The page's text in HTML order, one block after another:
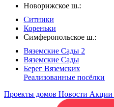
Новорижское ш.:
Ситники
Кореньки
Симферопольское ш.:
Вяземские Сады 2
Вяземские Сады
Берег Вяземскиx
Реализованные посёлки
Проекты домов Новости Акции